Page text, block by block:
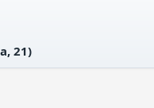
21)